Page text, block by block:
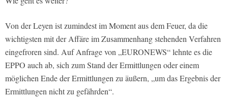
Von der Leyen ist zumindest im Moment aus dem Feuer, da die
wichtigsten mit der Affäre im Zusammenhang stehenden Verfahren
eingefroren sind. Auf Anfrage von „EURONEWS“ lehnte es die
EPPO auch ab, sich zum Stand der Ermittlungen oder einem
möglichen Ende der Ermittlungen zu äußern, „um das Ergebnis der
Ermittlungen nicht zu gefährden“.